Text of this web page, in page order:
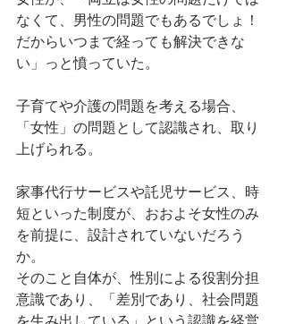
なくて、男性の問題でもあるでしょ！
だからいつまで経っても解決できな
い」っと憤っていた。
子育てや介護の問題を考える場合、
「女性」の問題として認識され、取り
上げられる。
家事代行サービスや託児サービス、時
短といった制度が、おおよそ女性のみ
を前提に、設計されていないだろう
か。
そのこと自体が、性別による役割分担
意識であり、「差別であり、社会問題